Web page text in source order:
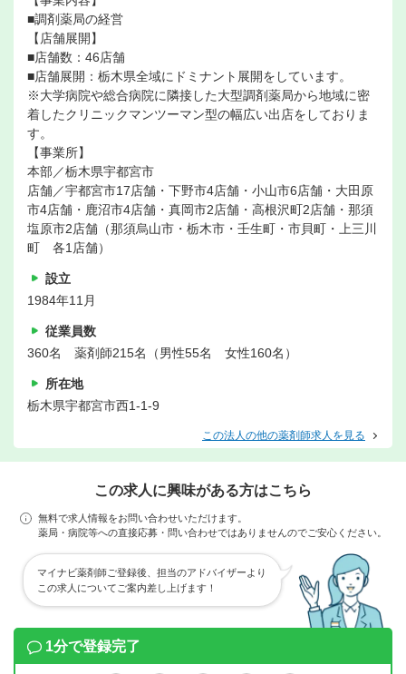
■調剤薬局の経営
【店舗展開】
■店舗数：46店舗
■店舗展開：栃木県全域にドミナント展開をしています。
※大学病院や総合病院に隣接した大型調剤薬局から地域に密
着したクリニックマンツーマン型の幅広い出店をしておりま
す。
【事業所】
本部／栃木県宇都宮市
店舗／宇都宮市17店舗・下野市4店舗・小山市6店舗・大田原
市4店舗・鹿沼市4店舗・真岡市2店舗・高根沢町2店舗・那須
塩原市2店舗（那須烏山市・栃木市・壬生町・市貝町・上三川
町 各1店舗）
設立
1984年11月
従業員数
360名 薬剤師215名（男性55名 女性160名）
所在地
栃木県宇都宮市西1-1-9
この法人の他の薬剤師求人を見る
この求人に興味がある方はこちら
無料で求人情報をお問い合わせいただけます。
薬局・病院等への直接応募・問い合わせではありませんのでご安心ください。
マイナビ薬剤師ご登録後、担当のアドバイザーより
この求人についてご案内差し上げます！
1分で登録完了